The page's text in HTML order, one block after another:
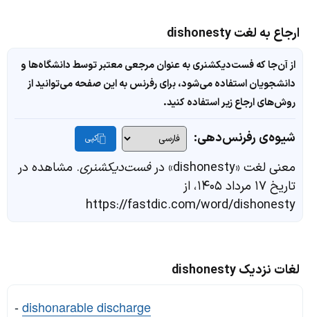
ارجاع به لغت dishonesty
از آن‌جا که فست‌دیکشنری به عنوان مرجعی معتبر توسط دانشگاه‌ها و
دانشجویان استفاده می‌شود، برای رفرنس به این صفحه می‌توانید از
روش‌های ارجاع زیر استفاده کنید.
شیوه‌ی رفرنس‌دهی: کپی
معنی لغت «dishonesty» در فست‌دیکشنری. مشاهده در
تاریخ ۱۷ مرداد ۱۴۰۵، از
https://fastdic.com/word/dishonesty
لغات نزدیک dishonesty
-dishonarable discharge